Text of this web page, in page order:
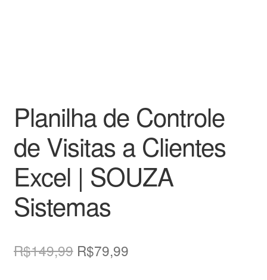
Planilha de Controle
de Visitas a Clientes
Excel | SOUZA
Sistemas
R$149,99 O
R$79,99O